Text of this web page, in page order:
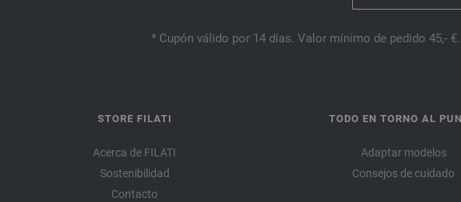
* Cupón válido por 14 días. Valor mínimo de pedido 45,-
STORE FILATI
Acerca de FILATI
Sostenibilidad
Contacto
TODO EN TORNO AL
Adaptar modelos
Consejos de cuidado